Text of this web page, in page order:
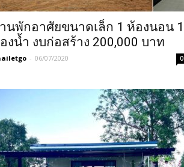
นพักอาศัยขนาดเล็ก 1 ห้องนอน 1
งน้ำ งบก่อสร้าง 200,000 บาท
- 06/07/2020 0